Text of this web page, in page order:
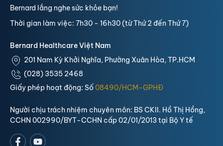
Bernard Healthcare Việt Nam
201 Nam Kỳ Khởi Nghĩa, Phường Xuân Hòa, TP.HCM
(028) 3535 2468
Giấy phép hoạt động: Số08490/HCM-GPHĐ
Người chịu trách nhiệm chuyên môn: BS CKII. Hồ Thị Hồng,
CCHN 002990/BYT-CCHN cấp 02/01/2013 tại Bộ Y tế
Bernard lắng nghe sức khỏe bạn!
Thời gian làm việc: 7h30 - 16h30 (từ Thứ 2 đến Thứ 7)